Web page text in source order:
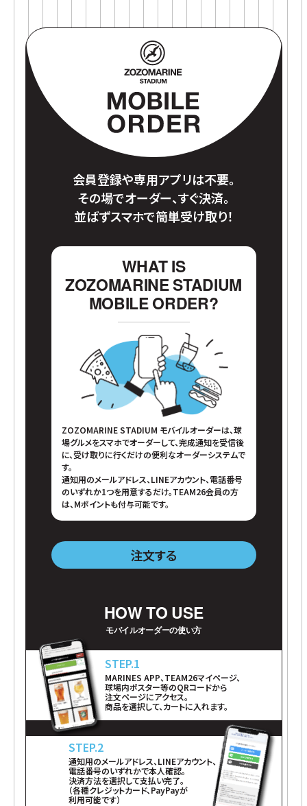
ZOZO
会員登録や専用アプリは不要。
その場でオーダー、すぐ決済。
並ばずスマホで簡単受け取り！
WHAT IS
ZOZOMARINE STADIUM
MOBILE ORDER?
ZOZOMARINE STADIUM モバイルオーダーは、球
場グルメをスマホでオーダーして、完成通知を受信後
に、受け取りに行くだけの便利なオーダーシステムで
す。
通知用のメールアドレス、LINEアカウント、電話番号
のいずれか1つを用意するだけ。TEAM26会員の方
は、Mポイントも付与可能です。
注文する
HOW TO USE
モバイルオーダーの使い方
MARINES APP、TEAM26マイページ、
球場内ポスター等のQRコードから
注文ページにアクセス。
商品を選択して、カートに入れます。
通知用のメールアドレス、LINEアカウント、
電話番号のいずれかで本人確認。
決済方法を選択して支払い完了。
（各種クレジットカード、PayPayが
利用可能です）